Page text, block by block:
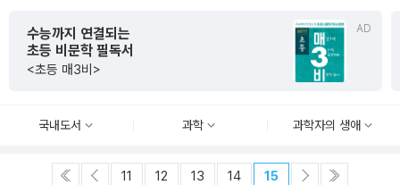
AD
수능까지 연결되는
초등 비문학 필독서
<초등 매3비>
국내도서 과학 과학자의 생애
11 12 13 14 15